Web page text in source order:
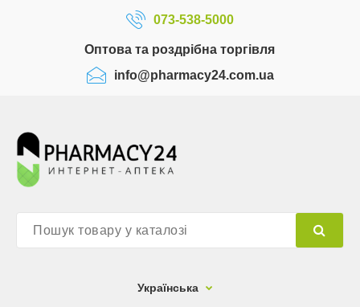
073-538-5000
Оптова та роздрібна торгівля
info@pharmacy24.com.ua
Українська